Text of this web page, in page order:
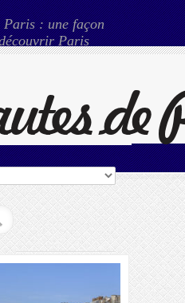
Paris : une façon
Paris